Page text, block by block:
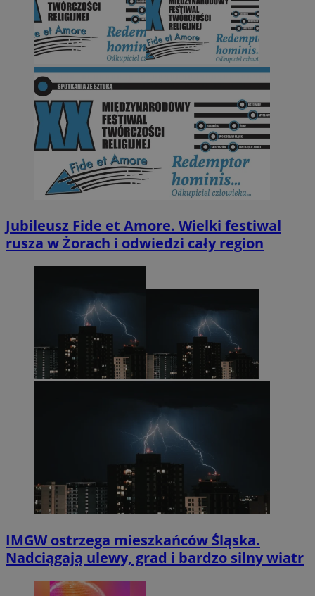
Jubileusz Fide et Amore. Wielki festiwal
rusza w Żorach i odwiedzi cały region
IMGW ostrzega mieszkańców Śląska.
Nadciągają ulewy, grad i bardzo silny wiatr